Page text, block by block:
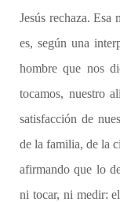
Jesús rechaza. Esa
es, según una
hombre que nos
tocamos, nuestro
satisfacción de
de la familia, de la
afirmando que lo
ni tocar, ni medir: